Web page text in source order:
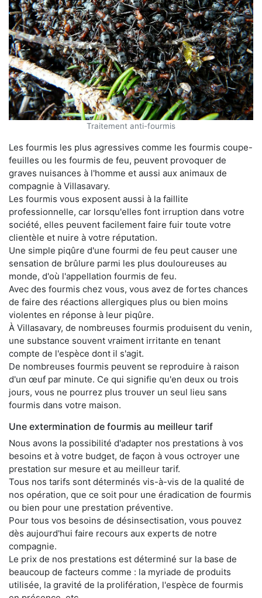
Traitement anti-fourmis
Les fourmis les plus agressives comme les fourmis coupe-
feuilles ou les fourmis de feu, peuvent provoquer de
graves nuisances à l'homme et aussi aux animaux de
compagnie à Villasavary.
Les fourmis vous exposent aussi à la faillite
professionnelle, car lorsqu'elles font irruption dans votre
société, elles peuvent facilement faire fuir toute votre
clientèle et nuire à votre réputation.
Une simple piqûre d'une fourmi de feu peut causer une
sensation de brûlure parmi les plus douloureuses au
monde, d'où l'appellation fourmis de feu.
Avec des fourmis chez vous, vous avez de fortes chances
de faire des réactions allergiques plus ou bien moins
violentes en réponse à leur piqûre.
À Villasavary, de nombreuses fourmis produisent du venin,
une substance souvent vraiment irritante en tenant
compte de l'espèce dont il s'agit.
De nombreuses fourmis peuvent se reproduire à raison
d'un œuf par minute. Ce qui signifie qu'en deux ou trois
jours, vous ne pourrez plus trouver un seul lieu sans
fourmis dans votre maison.
Une extermination de fourmis au meilleur tarif
Nous avons la possibilité d'adapter nos prestations à vos
besoins et à votre budget, de façon à vous octroyer une
prestation sur mesure et au meilleur tarif.
Tous nos tarifs sont déterminés vis-à-vis de la qualité de
nos opération, que ce soit pour une éradication de fourmis
ou bien pour une prestation préventive.
Pour tous vos besoins de désinsectisation, vous pouvez
dès aujourd'hui faire recours aux experts de notre
compagnie.
Le prix de nos prestations est déterminé sur la base de
beaucoup de facteurs comme : la myriade de produits
utilisée, la gravité de la prolifération, l'espèce de fourmis